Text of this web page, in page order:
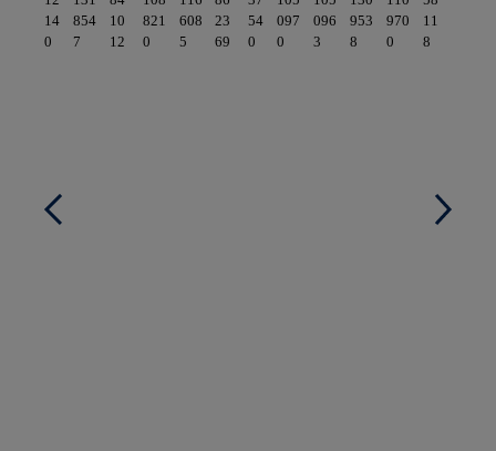
14
0
854
7
10
12
821
0
608
5
23
69
54
0
097
0
096
3
953
8
970
0
11
8